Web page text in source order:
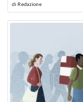
di Redazione